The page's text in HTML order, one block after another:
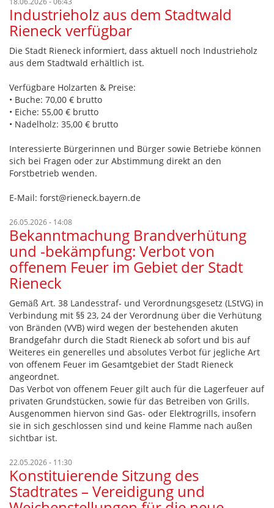
Industrieholz aus dem Stadtwald
Rieneck verfügbar
Die Stadt Rieneck informiert, dass aktuell noch Industrieholz
aus dem Stadtwald erhältlich ist.
Verfügbare Holzarten & Preise:
• Buche: 70,00 € brutto
• Eiche: 55,00 € brutto
• Nadelholz: 35,00 € brutto
Interessierte Bürgerinnen und Bürger sowie Betriebe können
sich bei Fragen oder zur Abstimmung direkt an den
Forstbetrieb wenden.
E-Mail: forst@rieneck.bayern.de
26.05.2026 - 14:08
Bekanntmachung Brandverhütung
und -bekämpfung: Verbot von
offenem Feuer im Gebiet der Stadt
Rieneck
Gemäß Art. 38 Landesstraf- und Verordnungsgesetz (LStVG) in
Verbindung mit §§ 23, 24 der Verordnung über die Verhütung
von Bränden (VVB) wird wegen der bestehenden akuten
Brandgefahr durch die Stadt Rieneck ab sofort und bis auf
Weiteres ein generelles und absolutes Verbot für jegliche Art
von offenem Feuer im Gesamtgebiet der Stadt Rieneck
angeordnet.
Das Verbot von offenem Feuer gilt auch für die Lagerfeuer auf
privaten Grundstücken, sowie für das Betreiben von Grills.
Ausgenommen hiervon sind Gas- oder Elektrogrills, insofern
sie in sich geschlossen sind und keine Flamme nach außen
sichtbar ist.
22.05.2026 - 11:30
Konstituierende Sitzung des
Stadtrates – Vereidigung und